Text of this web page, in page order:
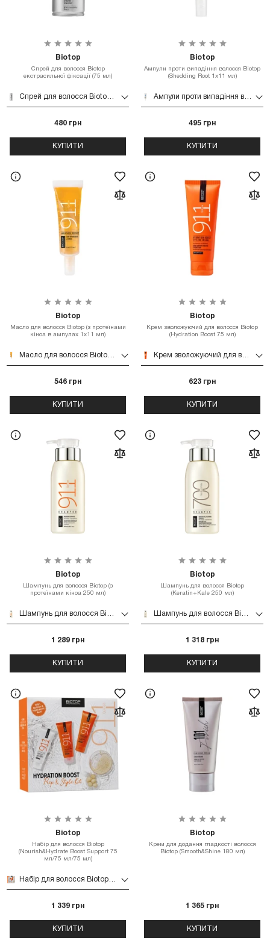
Biotop
Спрей для волосся Biotop
екстрасильної фіксації (75 мл)
480 грн
КУПИТИ
Biotop
Ампули проти випадіння волосся Biotop
(Shedding Root 1x11 мл)
495 грн
КУПИТИ
Biotop
Масло для волосся Biotop (з протеїнами
кіноа в ампулах 1x11 мл)
546 грн
КУПИТИ
Biotop
Крем зволожуючий для волосся Biotop
(Hydration Boost 75 мл)
623 грн
КУПИТИ
Biotop
Шампунь для волосся Biotop (з
протеїнами кіноа 250 мл)
1 289 грн
КУПИТИ
Biotop
Шампунь для волосся Biotop
(Keratin+Kale 250 мл)
1 318 грн
КУПИТИ
Biotop
Набір для волосся Biotop
(Nourish&Hydrate Boost Support 75
мл/75 мл/75 мл)
1 339 грн
КУПИТИ
Biotop
Крем для додання гладкості волосся
Biotop (Smooth&Shine 180 мл)
1 365 грн
КУПИТИ